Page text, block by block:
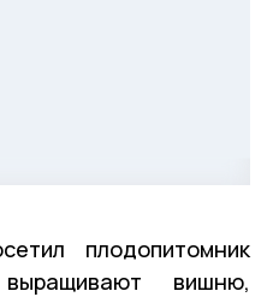
плодопитомник
вишню,